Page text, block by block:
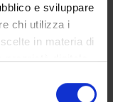
e sviluppare
chi utilizza i
in materia di
proprietà digitale
in qualsiasi
Projects -
e
dal